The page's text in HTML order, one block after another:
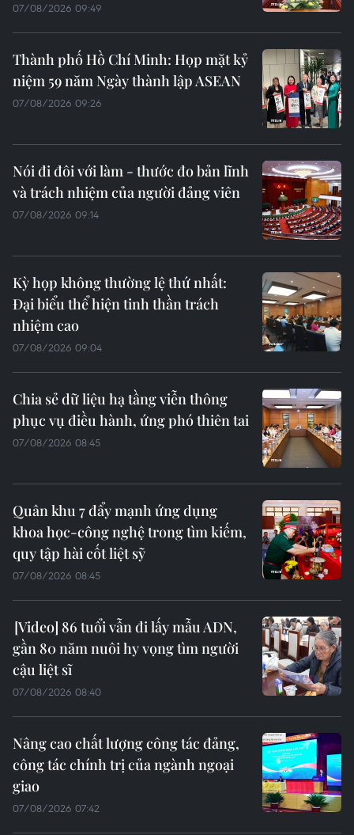
07/08/2026 09:49
Thành phố Hồ Chí Minh: Họp mặt kỷ
niệm 59 năm Ngày thành lập ASEAN
07/08/2026 09:26
Nói đi đôi với làm - thước đo bản lĩnh
và trách nhiệm của người đảng viên
07/08/2026 09:14
Kỳ họp không thường lệ thứ nhất:
Đại biểu thể hiện tinh thần trách
nhiệm cao
07/08/2026 09:04
Chia sẻ dữ liệu hạ tầng viễn thông
phục vụ điều hành, ứng phó thiên tai
07/08/2026 08:45
Quân khu 7 đẩy mạnh ứng dụng
khoa học-công nghệ trong tìm kiếm,
quy tập hài cốt liệt sỹ
07/08/2026 08:45
86 tuổi vẫn đi lấy mẫu ADN,
gần 80 năm nuôi hy vọng tìm người
cậu liệt sĩ
07/08/2026 08:40
Nâng cao chất lượng công tác đảng,
công tác chính trị của ngành ngoại
giao
07/08/2026 07:42